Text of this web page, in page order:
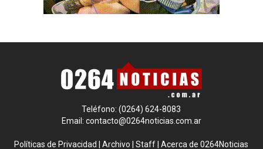
Teléfono: (0264) 624-8083
Email: contacto@0264noticias.com.ar
Políticas de Privacidad |Archivo |Staff |Acerca de 0264Noticias